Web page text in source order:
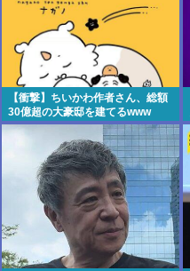
【衝撃】ちいかわ作者さん、総額
30億超の大豪邸を建てるwww